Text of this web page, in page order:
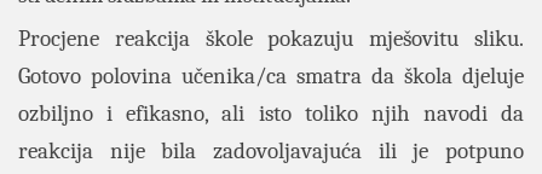
Procjene reakcija škole pokazuju mješovitu sliku.
Gotovo polovina učenika/ca smatra da škola djeluje
ozbiljno i efikasno, ali isto toliko njih navodi da
reakcija nije bila zadovoljavajuća ili je potpuno